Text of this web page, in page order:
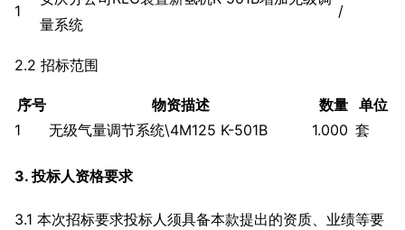
1
量系统
/
2.2 招标范围
序号 物资描述 数量 单位
1
无级气量调节系统\4M125 K-501B 1.000 套
3. 投标人资格要求
3.1 本次招标要求投标人须具备本款提出的资质、业绩等要